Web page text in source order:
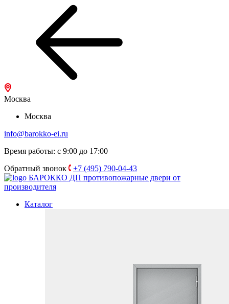
Москва
Москва
info@barokko-ei.ru
Время работы: с 9:00 до 17:00
Обратный звонок
+7 (495) 790-04-43
БАРОККО ДП противопожарные двери от
производителя
Каталог